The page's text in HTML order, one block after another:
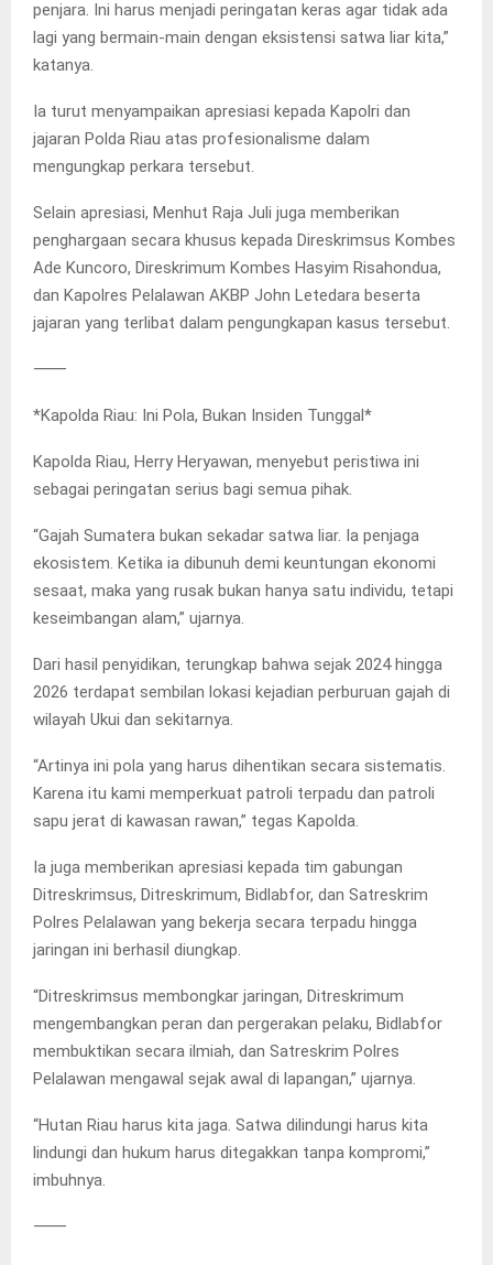
penjara. Ini harus menjadi peringatan keras agar tidak ada
lagi yang bermain-main dengan eksistensi satwa liar kita,”
katanya.
Ia turut menyampaikan apresiasi kepada Kapolri dan
jajaran Polda Riau atas profesionalisme dalam
mengungkap perkara tersebut.
Selain apresiasi, Menhut Raja Juli juga memberikan
penghargaan secara khusus kepada Direskrimsus Kombes
Ade Kuncoro, Direskrimum Kombes Hasyim Risahondua,
dan Kapolres Pelalawan AKBP John Letedara beserta
jajaran yang terlibat dalam pengungkapan kasus tersebut.
⸻
*Kapolda Riau: Ini Pola, Bukan Insiden Tunggal*
Kapolda Riau, Herry Heryawan, menyebut peristiwa ini
sebagai peringatan serius bagi semua pihak.
“Gajah Sumatera bukan sekadar satwa liar. Ia penjaga
ekosistem. Ketika ia dibunuh demi keuntungan ekonomi
sesaat, maka yang rusak bukan hanya satu individu, tetapi
keseimbangan alam,” ujarnya.
Dari hasil penyidikan, terungkap bahwa sejak 2024 hingga
2026 terdapat sembilan lokasi kejadian perburuan gajah di
wilayah Ukui dan sekitarnya.
“Artinya ini pola yang harus dihentikan secara sistematis.
Karena itu kami memperkuat patroli terpadu dan patroli
sapu jerat di kawasan rawan,” tegas Kapolda.
Ia juga memberikan apresiasi kepada tim gabungan
Ditreskrimsus, Ditreskrimum, Bidlabfor, dan Satreskrim
Polres Pelalawan yang bekerja secara terpadu hingga
jaringan ini berhasil diungkap.
“Ditreskrimsus membongkar jaringan, Ditreskrimum
mengembangkan peran dan pergerakan pelaku, Bidlabfor
membuktikan secara ilmiah, dan Satreskrim Polres
Pelalawan mengawal sejak awal di lapangan,” ujarnya.
“Hutan Riau harus kita jaga. Satwa dilindungi harus kita
lindungi dan hukum harus ditegakkan tanpa kompromi,”
imbuhnya.
⸻